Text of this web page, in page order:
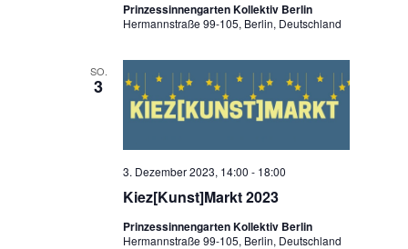
Prinzessinnengarten Kollektiv Berlin
Hermannstraße 99-105, Berlin, Deutschland
SO.
3
Kiez[Kunst]Markt 2023
3. Dezember 2023, 14:00 - 18:00
Prinzessinnengarten Kollektiv Berlin
Hermannstraße 99-105, Berlin, Deutschland